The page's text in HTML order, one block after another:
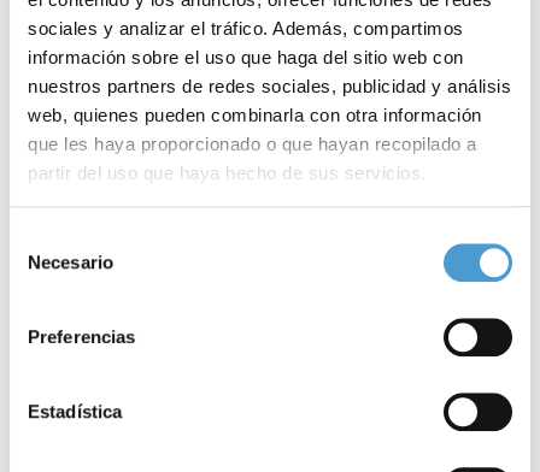
sociales y analizar el tráfico. Además, compartimos
información sobre el uso que haga del sitio web con
nuestros partners de redes sociales, publicidad y análisis
web, quienes pueden combinarla con otra información
que les haya proporcionado o que hayan recopilado a
partir del uso que haya hecho de sus servicios.
de cookies
Necesario
Preferencias
Estadística
Armas, ha
abordado la
distrofia muscular de cinturas 1F, sobre la que ha intervenido el
doctor José Alcamí, del Instituto de Salud Carlos III. También se
ha abordado el cuidado de la piel en los deportistas, con la
Galenika Cosmetics.
de
audio
00:00